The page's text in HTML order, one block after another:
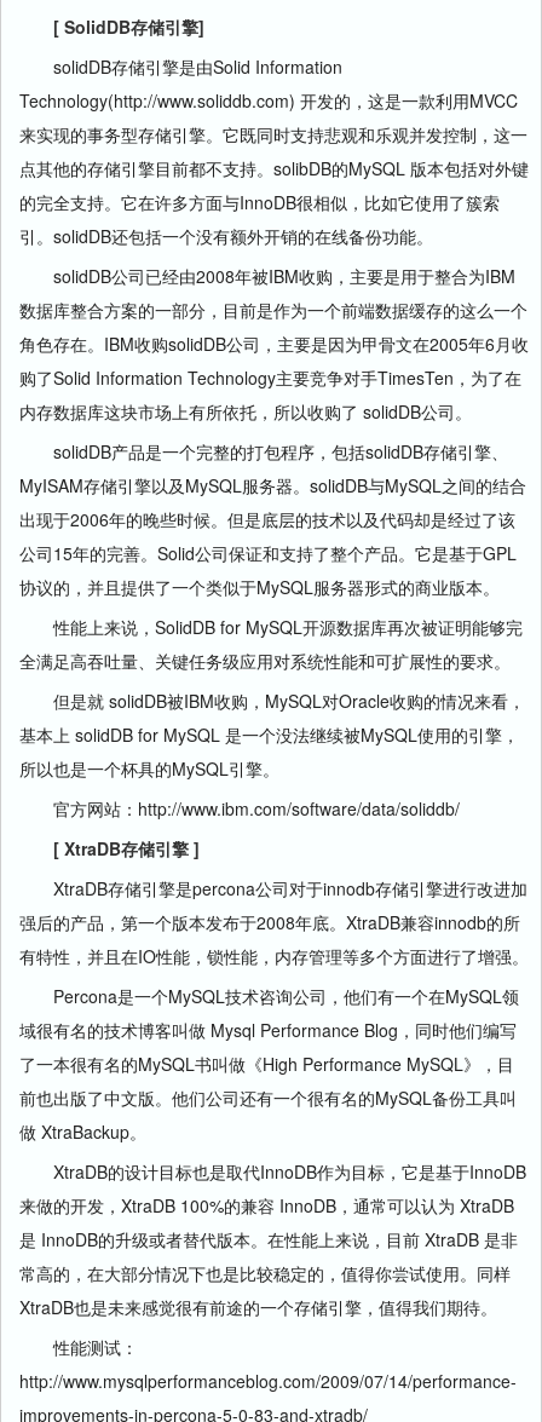
[ SolidDB存储引擎]
solidDB存储引擎是由Solid Information
Technology(http://www.soliddb.com) 开发的，这是一款利用MVCC
来实现的事务型存储引擎。它既同时支持悲观和乐观并发控制，这一
点其他的存储引擎目前都不支持。solibDB的MySQL 版本包括对外键
的完全支持。它在许多方面与InnoDB很相似，比如它使用了簇索
引。solidDB还包括一个没有额外开销的在线备份功能。
solidDB公司已经由2008年被IBM收购，主要是用于整合为IBM
数据库整合方案的一部分，目前是作为一个前端数据缓存的这么一个
角色存在。IBM收购solidDB公司，主要是因为甲骨文在2005年6月收
购了Solid Information Technology主要竞争对手TimesTen，为了在
内存数据库这块市场上有所依托，所以收购了 solidDB公司。
solidDB产品是一个完整的打包程序，包括solidDB存储引擎、
MyISAM存储引擎以及MySQL服务器。solidDB与MySQL之间的结合
出现于2006年的晚些时候。但是底层的技术以及代码却是经过了该
公司15年的完善。Solid公司保证和支持了整个产品。它是基于GPL
协议的，并且提供了一个类似于MySQL服务器形式的商业版本。
性能上来说，SolidDB for MySQL开源数据库再次被证明能够完
全满足高吞吐量、关键任务级应用对系统性能和可扩展性的要求。
但是就 solidDB被IBM收购，MySQL对Oracle收购的情况来看，
基本上 solidDB for MySQL 是一个没法继续被MySQL使用的引擎，
所以也是一个杯具的MySQL引擎。
官方网站：http://www.ibm.com/software/data/soliddb/
[ XtraDB存储引擎 ]
XtraDB存储引擎是percona公司对于innodb存储引擎进行改进加
强后的产品，第一个版本发布于2008年底。XtraDB兼容innodb的所
有特性，并且在IO性能，锁性能，内存管理等多个方面进行了增强。
Percona是一个MySQL技术咨询公司，他们有一个在MySQL领
域很有名的技术博客叫做 Mysql Performance Blog，同时他们编写
了一本很有名的MySQL书叫做《High Performance MySQL》，目
前也出版了中文版。他们公司还有一个很有名的MySQL备份工具叫
做 XtraBackup。
XtraDB的设计目标也是取代InnoDB作为目标，它是基于InnoDB
来做的开发，XtraDB 100%的兼容 InnoDB，通常可以认为 XtraDB
是 InnoDB的升级或者替代版本。在性能上来说，目前 XtraDB 是非
常高的，在大部分情况下也是比较稳定的，值得你尝试使用。同样
XtraDB也是未来感觉很有前途的一个存储引擎，值得我们期待。
性能测试：
http://www.mysqlperformanceblog.com/2009/07/14/performance-
improvements-in-percona-5-0-83-and-xtradb/